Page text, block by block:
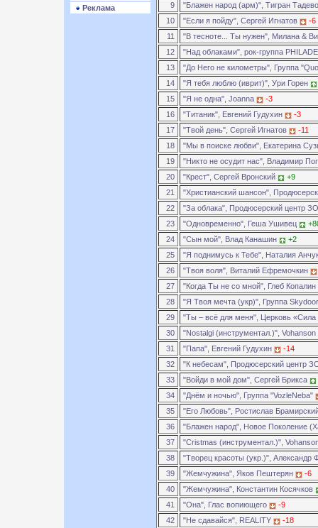
Реклама
9
"Блажен народ (арм)", Тигран
10
"Если я пойду", Сергей Игнатов
-6
11
"В тесноте... Ты нужен", Милана &
12
"Над облаками", рок-группа
13
"До Него не километры", Группа
14
"Я тебя люблю (иврит)", Ури Горен
15
"Я не одна", Joanna
-3
16
"Титаник", Евгений Гудухин
-3
17
"Твой день", Сергей Игнатов
-11
18
"Мы в поиске любви", Екатерина
19
"Никто не осудит нас", Владимир
20
"Крест", Сергей Вронский
+9
21
"Христианский шансон",
22
"За облака", Продюсерский центр
23
"Одновременно", Геша Ушивец
24
"Сын мой", Влад Канашин
+2
25
"Я поднимусь к Тебе", Наталия
26
"Твоя воля", Виталий Ефремочкин
27
"Когда Ты не со мной", Глеб Копалин
28
"Я Твоя мечта (укр)", Группа
29
"Ты – всё для меня", Церковь
30
"Nostalgi (инструментал.)", Vohanson
31
"Папа", Евгений Гудухин
-14
32
"К небесам", Продюсерский центр
33
"Войди в мой дом", Сергей Брикса
34
"Днём и ночью", Группа "VozleNeba"
35
"Его Любовь", Ростислав
36
"Блажен народ", Новое Поколение
37
"Cristmas (инструментал.)",
38
"Творец красоты (укр.)", Александр
39
"Жемчужина", Яков Пештерян
-6
40
"Жемчужина", Константин Косячков
41
"Она", Глас вопиющего
-9
42
"Не сдавайся", REALITY
-18